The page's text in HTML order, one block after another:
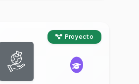
Proyecto